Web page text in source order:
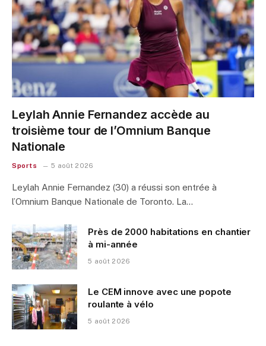
Leylah Annie Fernandez accède au
troisième tour de l’Omnium Banque
Nationale
Sports 5 août 2026
Leylah Annie Fernandez (30) a réussi son entrée à
l’Omnium Banque Nationale de Toronto. La…
Près de 2000 habitations en chantier
à mi-année
5 août 2026
Le CEM innove avec une popote
roulante à vélo
5 août 2026